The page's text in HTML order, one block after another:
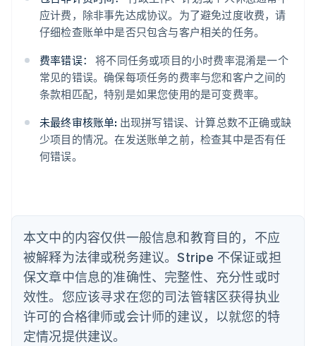
应计费，除非事先达成协议。为了避免过度收费，请
仔细检查账单中是否只包含与客户相关的任务。
费率错误：
将不同任务或项目的小时费率混淆是一个
常见的错误。确保每项任务的费率与您和客户之间的
条款相匹配，特别是如果您使用的是可变费率。
未最终审核账单: 出现拼写错误、计算总数不正确或缺
少项目的情况。在发送账单之前，检查其中是否有任
何错误。
本文中的内容仅供一般信息和教育目的，不应
被解释为法律或税务建议。Stripe 不保证或担
保文章中信息的准确性、完整性、充分性或时
效性。您应该寻求在您的司法管辖区获得执业
许可的合格律师或会计师的建议，以就您的特
定情况提供建议。
English
爱沙尼亚
English
DeutschEnglish
澳大利亚
English
PortuguêsEnglish
保加利亚
English
比利时
丹麦
English
德国
DeutschEnglish
法国
Français English
芬兰
English Svenska
荷兰